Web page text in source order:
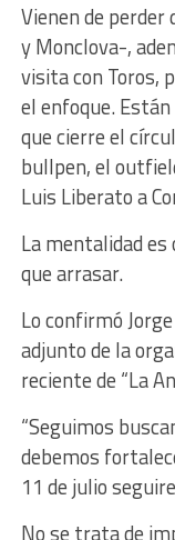
Vienen de
y Monclova-,
visita con Toros,
el enfoque.
que cierre el
bullpen, el
Luis Liberato a
La mentalidad
que arrasar.
Lo confirmó
adjunto de la
reciente de “La
“Seguimos
debemos
11 de julio
No se trata de